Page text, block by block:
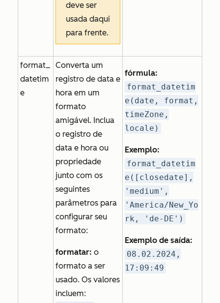
deve ser
usada daqui
para frente.
format_
datetim
e
Converta um
registro de data e
hora em um
formato
amigável. Inclua
o registro de
data e hora ou
propriedade
junto com os
seguintes
parâmetros para
configurar seu
formato:
formatar: o
formato a ser
usado. Os valores
incluem:
fórmula:
format_datetim
e(date, format,
timeZone,
locale)
Exemplo:
format_datetim
e([closedate],
'medium',
'America/New_Yo
rk, 'de-DE')
Exemplo de saída:
08.02.2024,
17:09:49